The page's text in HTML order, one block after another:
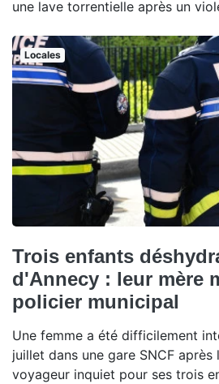
une lave torrentielle après un
Locales
Trois enfants
d'Annecy : leur mère
policier municipal
Une femme a été difficilement
juillet dans une gare SNCF après
voyageur inquiet pour ses trois